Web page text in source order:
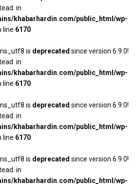
in
khabarhardin.com/public_html/wp-
line 6170
is deprecated since version 6.9.0!
in
khabarhardin.com/public_html/wp-
line 6170
is deprecated since version 6.9.0!
in
khabarhardin.com/public_html/wp-
line 6170
is deprecated since version 6.9.0!
in
khabarhardin.com/public_html/wp-